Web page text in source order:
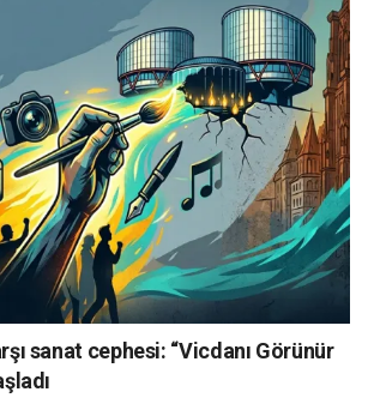
sanat cephesi: “Vicdanı Görünür